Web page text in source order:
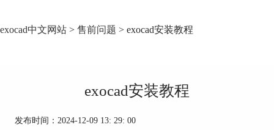
exocad中文网站 > 售前问题 > exocad安装教程
exocad安装教程
发布时间：2024-12-09 13: 29: 00